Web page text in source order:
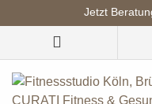
Jetzt